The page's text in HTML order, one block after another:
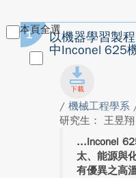
本頁全選
1
以機器學習製
中Inconel 625
/ 機械工程學系
研究生： 王昱翔
Inconel
太、能源與
有優異之高